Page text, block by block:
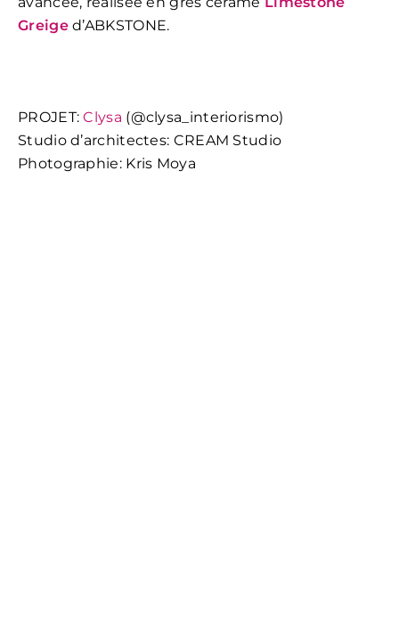
Greiged’ABKSTONE.
PROJET:Clysa (@clysa_interiorismo)
Studio d’architectes: CREAM Studio
Photographie: Kris Moya